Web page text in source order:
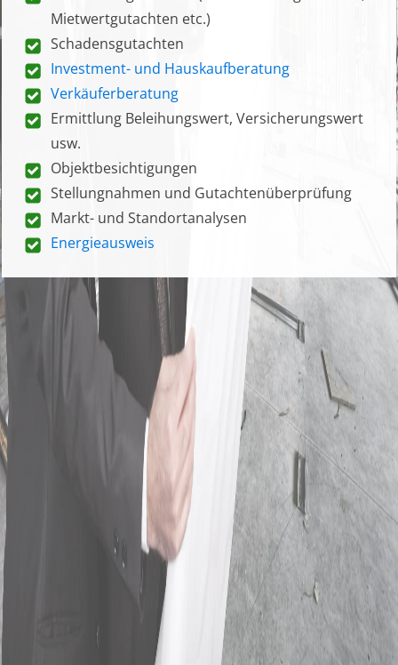
Mietwertgutachten etc.)
Schadensgutachten
Investment- und Hauskaufberatung
Verkäuferberatung
Ermittlung Beleihungswert, Versicherungswert
usw.
Objektbesichtigungen
Stellungnahmen und Gutachtenüberprüfung
Markt- und Standortanalysen
Energieausweis